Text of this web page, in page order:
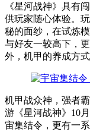
《星河战神》具有
供玩家随心体验。
秘的面纱，在试炼
与好友一较高下，
外，机甲的养成方
机甲战众神，强者
游《星河战神》10
宙集结令，更有一